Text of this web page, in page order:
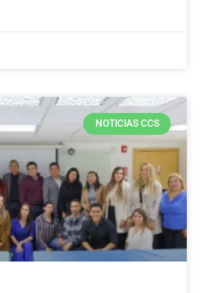
NOTICIAS CCS